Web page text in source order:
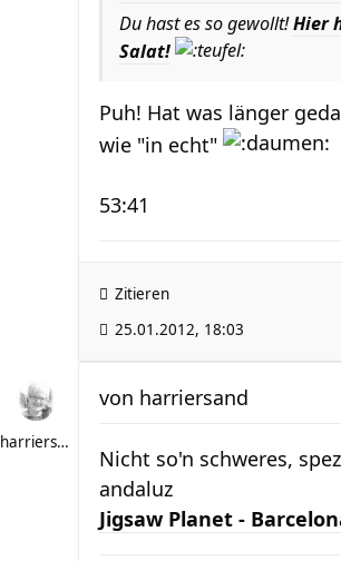
Du hast es so gewollt!Hier
Salat!
Puh! Hat was länger
wie "in echt"
53:41
Zitieren
25.01.2012, 18:03
harriersand
von harriersand
Nicht so'n schweres,
andaluz
Jigsaw Planet -